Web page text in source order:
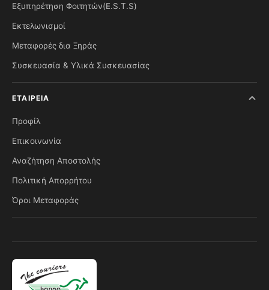
Εξυπηρέτηση Φοιτητών(E.S.T.S)
Εκτελωνισμοί
Μεταφορές δια Ξηράς
Συσκευασία & Υλικά Συσκευασίας
ΕΤΑΙΡΕΊΑ
Προφίλ
Επικοινωνία
Αναζήτηση Αποστολής
Πολιτική Απορρήτου
Όροι Μεταφοράς